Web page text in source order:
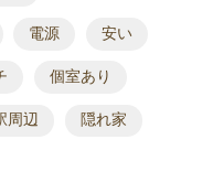
電源 安い
個室あり
周辺 隠れ家